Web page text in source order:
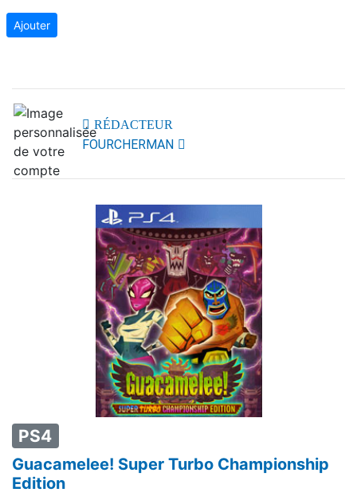
RÉDACTEUR
FOURCHERMAN
PS4
Guacamelee! Super Turbo Championship
Edition
Ajouter